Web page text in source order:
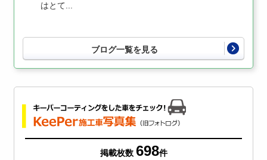
はとて...
ブログ一覧を見る
掲載枚数 698件